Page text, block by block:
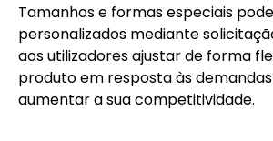
Tamanhos e formas especiais
personalizados mediante
aos utilizadores ajustar de forma
produto em resposta às
aumentar a sua competitividade.